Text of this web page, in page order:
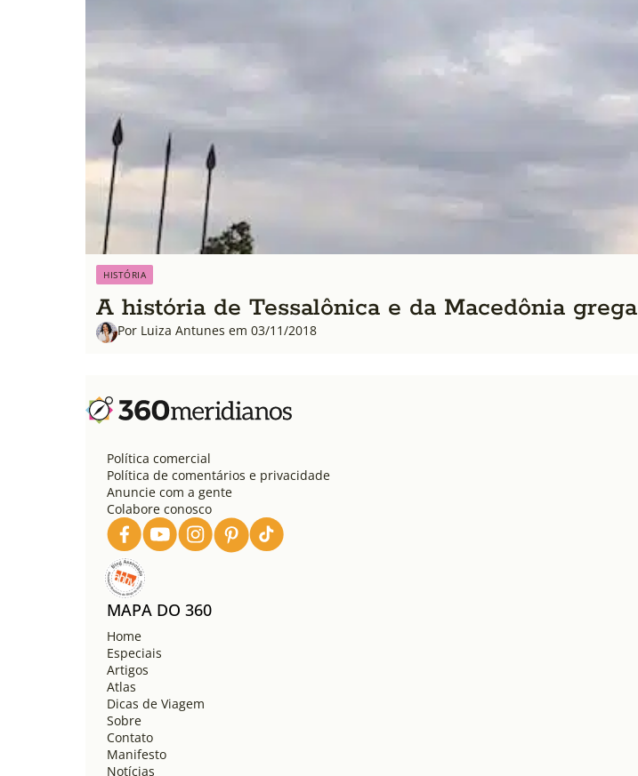
HISTÓRIA
A história de Tessalônica e da Macedônia grega
Por Luiza Antunes em 03/11/2018
Política comercial
Política de comentários e privacidade
Anuncie com a gente
Colabore conosco
MAPA DO 360
Home
Especiais
Artigos
Atlas
Dicas de Viagem
Sobre
Contato
Manifesto
Notícias